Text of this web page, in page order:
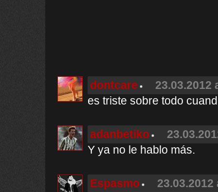
dontcare
23.03.2012
es triste sobre todo
adanbetiko
Y ya no le hablo más.
Espasmo